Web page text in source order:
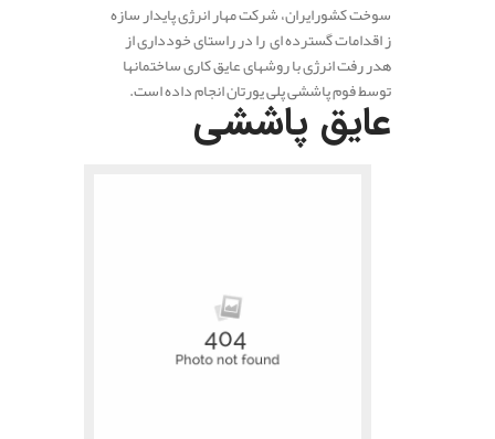
سوخت کشور‌ایران، شرکت مهار انرژی پایدار سازه
ز اقدامات گسترده ای را در راستای خودداری از
هدر رفت انرژی با روشهای عایق کاری ساختمانها
توسط فوم پاششی پلی یورتان انجام داده است.
عایق پاششی